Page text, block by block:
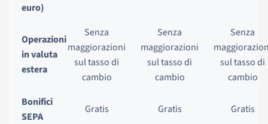
euro)
Operazioni
in valuta
estera
Senza
maggiorazioni
sul tasso di
cambio
Senza
maggiorazioni
sul tasso di
cambio
Senza
sul tasso di
cambio
Bonifici
SEPA
Gratis Gratis Gratis